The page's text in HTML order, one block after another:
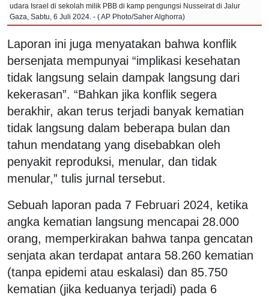
udara Israel di sekolah milik PBB di kamp pengungsi Nusseirat di Jalur
Gaza, Sabtu, 6 Juli 2024. - ( AP Photo/Saher Alghorra)
Laporan ini juga menyatakan bahwa konflik
bersenjata mempunyai “implikasi kesehatan
tidak langsung selain dampak langsung dari
kekerasan”. “Bahkan jika konflik segera
berakhir, akan terus terjadi banyak kematian
tidak langsung dalam beberapa bulan dan
tahun mendatang yang disebabkan oleh
penyakit reproduksi, menular, dan tidak
menular,” tulis jurnal tersebut.
Sebuah laporan pada 7 Februari 2024, ketika
angka kematian langsung mencapai 28.000
orang, memperkirakan bahwa tanpa gencatan
senjata akan terdapat antara 58.260 kematian
(tanpa epidemi atau eskalasi) dan 85.750
kematian (jika keduanya terjadi) pada 6